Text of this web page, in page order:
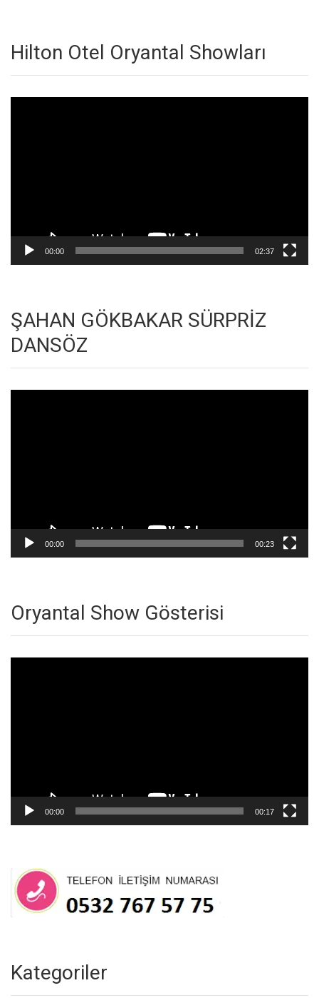
Hilton Otel Oryantal Showları
00:00 02:37
ŞAHAN GÖKBAKAR SÜRPRİZ
DANSÖZ
00:00 00:23
Oryantal Show Gösterisi
00:00 00:17
Kategoriler